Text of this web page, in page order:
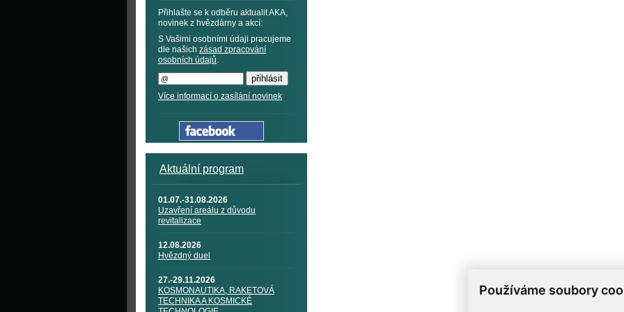
Používáme soubory
Přihlašte se k odběru aktualit AKA,
novinek z hvězdárny a akcí:
S Vašimi osobními údaji pracujeme
dle našich zásad zpracování
osobních údajů.
Více informací o zasílání novinek
Aktuální program
01.07.-31.08.2026
Uzavření areálu z důvodu
revitalizace
12.08.2026
Hvězdný duel
27.-29.11.2026
KOSMONAUTIKA, RAKETOVÁ
TECHNIKA A KOSMICKÉ